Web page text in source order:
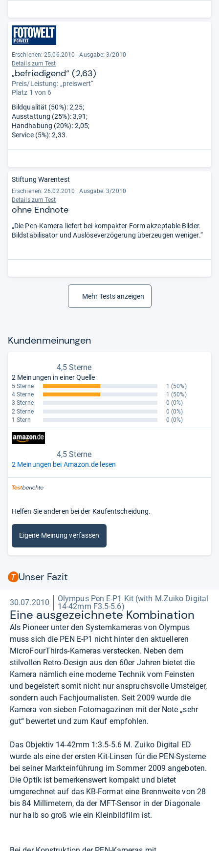
Erschienen: 25.06.2010
Ausgabe: 3/2010
Details zum Test
„befriedigend“ (2,63)
Preis/Leistung: „preiswert“
Platz 1 von 6
Bildqualität (50%): 2,25;
Ausstattung (25%): 3,91;
Handhabung (20%): 2,05;
Service (5%): 2,33.
Stiftung Warentest
Erschienen: 26.02.2010
Ausgabe: 3/2010
Details zum Test
ohne Endnote
„Die Pen-Kamera liefert bei kompakter Form akzeptable Bilder.
Bildstabilisator und Auslöseverzögerung überzeugen weniger.“
Mehr Tests anzeigen
Kun­den­mei­nun­gen
4,5 Sterne
2 Meinungen in einer Quelle
5 Sterne 1 (50%)
4 Sterne
1 (50%)
3 Sterne
0 (0%)
2 Sterne
0 (0%)
1 Stern
0 (0%)
4,5 Sterne
2 Meinungen bei Amazon.de lesen
Helfen Sie anderen bei der Kaufentscheidung.
Eigene Meinung verfassen
Unser Fazit
30.07.2010
Olympus Pen E-P1 Kit (with M.Zuiko Digital
14-42mm F3.5-5.6)
Eine aus­ge­zeich­nete Kom­bi­na­tion
Als Pioneer unter den Systemkameras von Olympus
muss sich die PEN E-P1 nicht hinter den aktuelleren
MicroFourThirds-Kameras verstecken. Neben dem
stilvollen Retro-Design aus den 60er Jahren bietet die
Kamera nämlich eine moderne Technik vom Feinsten
und begeistert somit nicht nur anspruchsvolle Umsteiger,
sondern auch Fachjournalisten. Seit 2009 wurde die
Kamera von sieben Fotomagazinen mit der Note „sehr
gut“ bewertet und zum Kauf empfohlen.
Das Objektiv 14-42mm 1:3.5-5.6 M. Zuiko Digital ED
wurde als eine der ersten Kit-Linsen für die PEN-Systeme
bei seiner Markteinführung im Sommer 2009 angeboten.
Die Optik ist bemerkenswert kompakt und bietet
umgerechnet auf das KB-Format eine Brennweite von 28
bis 84 Millimetern, da der MFT-Sensor in der Diagonale
nur halb so groß wie ein Kleinbildfilm ist.